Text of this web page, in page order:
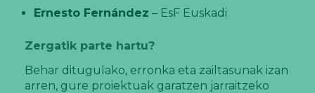
Ernesto Fernández – EsF Euskadi
Zergatik parte hartu?
Behar ditugulako, erronka eta zailtasunak izan
arren, gure proiektuak garatzen jarraitzeko